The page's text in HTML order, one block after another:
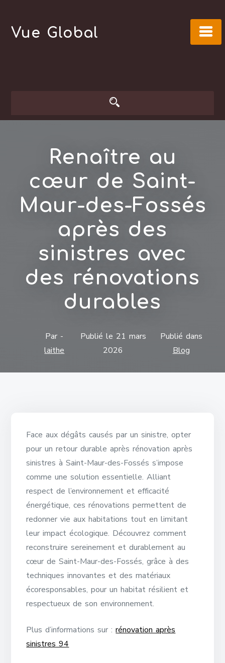
content
Vue Global
Renaître au
cœur de Saint-
Maur-des-Fossés
après des
sinistres avec
des rénovations
durables
Par -
laithe
Publié le 21 mars
2026
Publié dans
Blog
Face aux dégâts causés par un sinistre, opter
pour un retour durable après rénovation après
sinistres à Saint-Maur-des-Fossés s’impose
comme une solution essentielle. Alliant
respect de l’environnement et efficacité
énergétique, ces rénovations permettent de
redonner vie aux habitations tout en limitant
leur impact écologique. Découvrez comment
reconstruire sereinement et durablement au
cœur de Saint-Maur-des-Fossés, grâce à des
techniques innovantes et des matériaux
écoresponsables, pour un habitat résilient et
respectueux de son environnement.
Plus d’informations sur :rénovation après
sinistres 94